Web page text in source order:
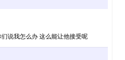
说我怎么办 这么能让他接受呢